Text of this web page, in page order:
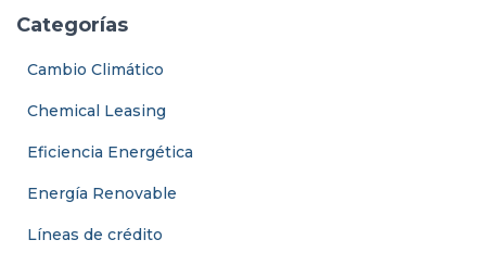
Categorías
Cambio Climático
Chemical Leasing
Eficiencia Energética
Energía Renovable
Líneas de crédito